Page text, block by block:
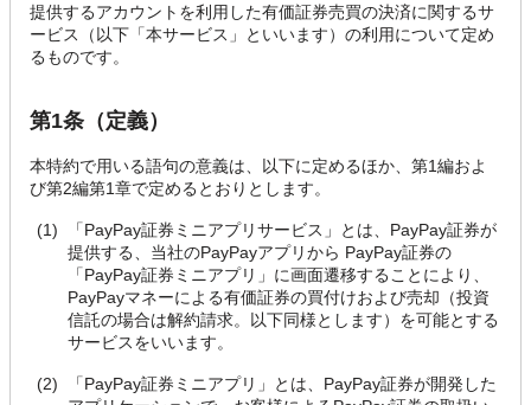
提供するアカウントを利用した有価証券売買の決済に関するサ
ービス（以下「本サービス」といいます）の利用について定め
るものです。
第1条（定義）
本特約で用いる語句の意義は、以下に定めるほか、第1編およ
び第2編第1章で定めるとおりとします。
「PayPay証券ミニアプリサービス」とは、PayPay証券が
提供する、当社のPayPayアプリから PayPay証券の
「PayPay証券ミニアプリ」に画面遷移することにより、
PayPayマネーによる有価証券の買付けおよび売却（投資
信託の場合は解約請求。以下同様とします）を可能とする
サービスをいいます。
「PayPay証券ミニアプリ」とは、PayPay証券が開発した